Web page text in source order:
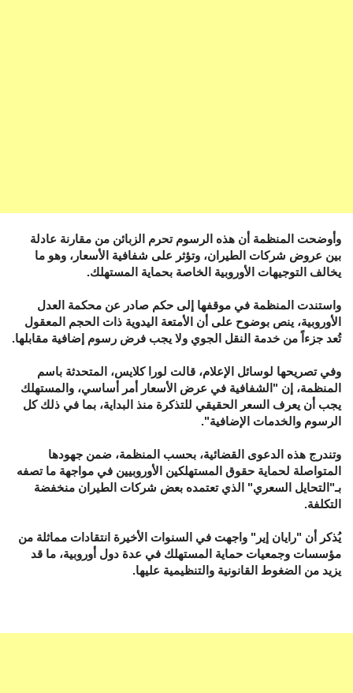
وأوضحت المنظمة أن هذه الرسوم تحرم الزبائن من مقارنة عادلة
بين عروض شركات الطيران، وتؤثر على شفافية الأسعار، وهو ما
يخالف التوجيهات الأوروبية الخاصة بحماية المستهلك.
واستندت المنظمة في موقفها إلى حكم صادر عن محكمة العدل
الأوروبية، ينص بوضوح على أن الأمتعة اليدوية ذات الحجم المعقول
تُعد جزءاً من خدمة النقل الجوي ولا يجب فرض رسوم إضافية مقابلها.
وفي تصريحها لوسائل الإعلام، قالت لورا كلايس، المتحدثة باسم
المنظمة، إن "الشفافية في عرض الأسعار أمر أساسي، والمستهلك
يجب أن يعرف السعر الحقيقي للتذكرة منذ البداية، بما في ذلك كل
الرسوم والخدمات الإضافية".
وتندرج هذه الدعوى القضائية، بحسب المنظمة، ضمن جهودها
المتواصلة لحماية حقوق المستهلكين الأوروبيين في مواجهة ما تصفه
بـ"التحايل السعري" الذي تعتمده بعض شركات الطيران منخفضة
التكلفة.
يُذكر أن "رايان إير" واجهت في السنوات الأخيرة انتقادات مماثلة من
مؤسسات وجمعيات حماية المستهلك في عدة دول أوروبية، ما قد
يزيد من الضغوط القانونية والتنظيمية عليها.